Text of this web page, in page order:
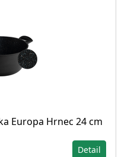
Europa Hrnec 24 cm
Detail